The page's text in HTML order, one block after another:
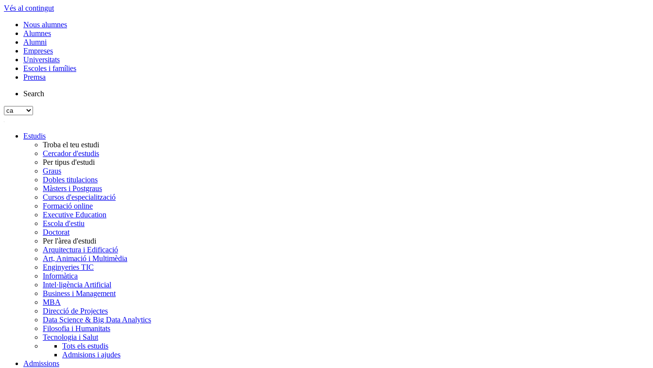
Vés al contingut
Nous alumnes
Alumnes
Alumni
Empreses
Universitats
Escoles i famílies
Premsa
Search
Estudis
Troba el teu estudi
Cercador d'estudis
Per tipus d'estudi
Graus
Dobles titulacions
Màsters i Postgraus
Cursos d'especialització
Formació online
Executive Education
Escola d'estiu
Doctorat
Per l'àrea d'estudi
Arquitectura i Edificació
Art, Animació i Multimèdia
Enginyeries TIC
Informàtica
Intel·ligència Artificial
Business i Management
MBA
Direcció de Projectes
Data Science & Big Data Analytics
Filosofia i Humanitats
Tecnologia i Salut
Tots els estudis
Admisions i ajudes
Admissions